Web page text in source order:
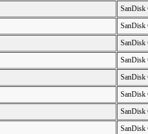
SanDisk
SanDisk
SanDisk
SanDisk
SanDisk
SanDisk
SanDisk
SanDisk